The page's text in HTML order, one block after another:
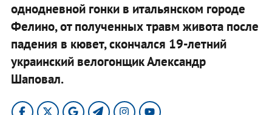
однодневной гонки в итальянском городе
Фелино, от полученных травм живота после
падения в кювет, скончался 19-летний
украинский велогонщик Александр
Шаповал.